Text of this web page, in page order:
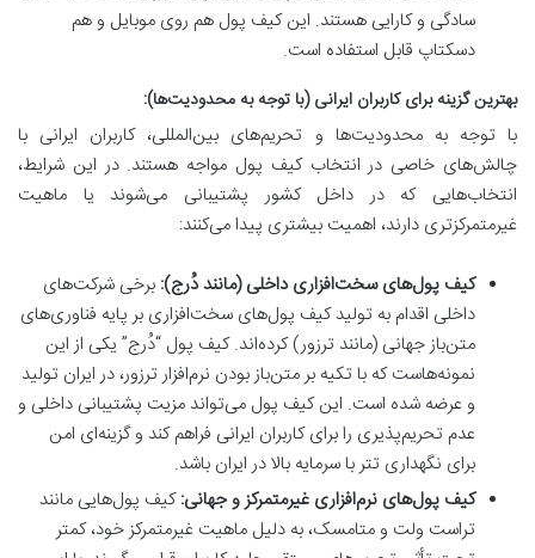
سادگی و کارایی هستند. این کیف پول هم روی موبایل و هم
دسکتاپ قابل استفاده است.
بهترین گزینه برای کاربران ایرانی (با توجه به محدودیت‌ها):
با توجه به محدودیت‌ها و تحریم‌های بین‌المللی، کاربران ایرانی با
چالش‌های خاصی در انتخاب کیف پول مواجه هستند. در این شرایط،
انتخاب‌هایی که در داخل کشور پشتیبانی می‌شوند یا ماهیت
غیرمتمرکزتری دارند، اهمیت بیشتری پیدا می‌کنند:
کیف پول‌های سخت‌افزاری داخلی (مانند دُرج): برخی شرکت‌های
داخلی اقدام به تولید کیف پول‌های سخت‌افزاری بر پایه فناوری‌های
متن‌باز جهانی (مانند ترزور) کرده‌اند. کیف پول “دُرج” یکی از این
نمونه‌هاست که با تکیه بر متن‌باز بودن نرم‌افزار ترزور، در ایران تولید
و عرضه شده است. این کیف پول می‌تواند مزیت پشتیبانی داخلی و
عدم تحریم‌پذیری را برای کاربران ایرانی فراهم کند و گزینه‌ای امن
برای نگهداری تتر با سرمایه بالا در ایران باشد.
کیف پول‌های نرم‌افزاری غیرمتمرکز و جهانی: کیف پول‌هایی مانند
تراست ولت و متامسک، به دلیل ماهیت غیرمتمرکز خود، کمتر